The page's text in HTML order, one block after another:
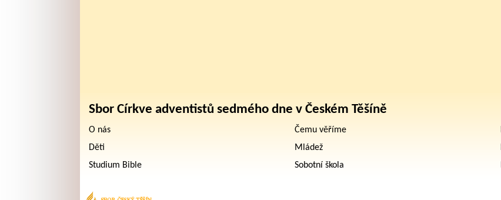
Sbor Církve adventistů sedmého dne v Českém Těšíně
O nás Čemu věříme
Děti
Mládež
Studium Bible
Sobotní škola